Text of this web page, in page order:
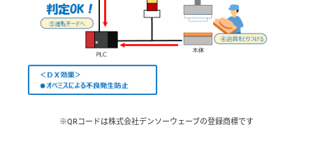
※QRコードは株式会社デンソーウェーブの登録商標です